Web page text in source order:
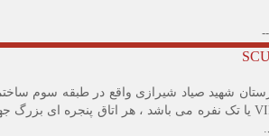
--
یا تک نفره می باشد ، هر اتاق پنجره ای بزرگ